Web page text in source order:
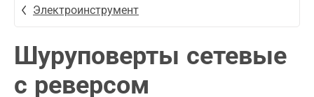
Электроинструмент
Шуруповерты сетевые
с реверсом